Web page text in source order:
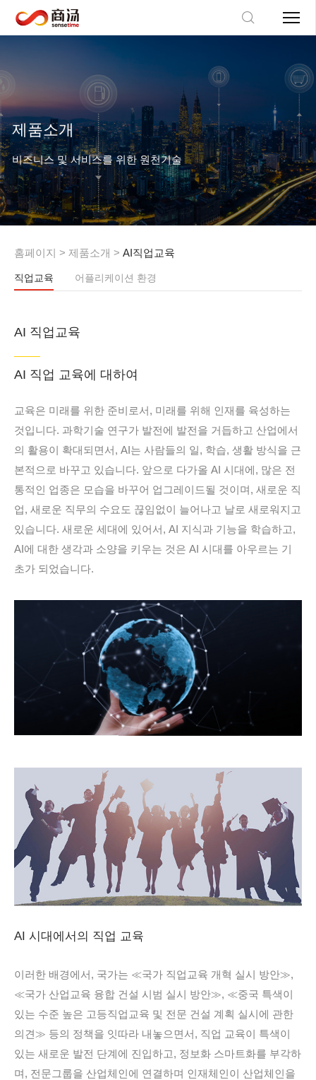
제품소개
비즈니스 및 서비스를 위한 원천기술
홈페이지 > 제품소개 > AI직업교육
직업교육 어플리케이션 환경
AI 직업교육
AI 직업 교육에 대하여
교육은 미래를 위한 준비로서, 미래를 위해 인재를 육성하는
것입니다. 과학기술 연구가 발전에 발전을 거듭하고 산업에서
의 활용이 확대되면서, AI는 사람들의 일, 학습, 생활 방식을 근
본적으로 바꾸고 있습니다. 앞으로 다가올 AI 시대에, 많은 전
통적인 업종은 모습을 바꾸어 업그레이드될 것이며, 새로운 직
업, 새로운 직무의 수요도 끊임없이 늘어나고 날로 새로워지고
있습니다. 새로운 세대에 있어서, AI 지식과 기능을 학습하고,
AI에 대한 생각과 소양을 키우는 것은 AI 시대를 아우르는 기
초가 되었습니다.
AI 시대에서의 직업 교육
이러한 배경에서, 국가는 ≪국가 직업교육 개혁 실시 방안≫,
≪국가 산업교육 융합 건설 시범 실시 방안≫, ≪중국 특색이
있는 수준 높은 고등직업교육 및 전문 건설 계획 실시에 관한
의견≫ 등의 정책을 잇따라 내놓으면서, 직업 교육이 특색이
있는 새로운 발전 단계에 진입하고, 정보화 스마트화를 부각하
며, 전문그룹을 산업체인에 연결하며 인재체인이 산업체인을